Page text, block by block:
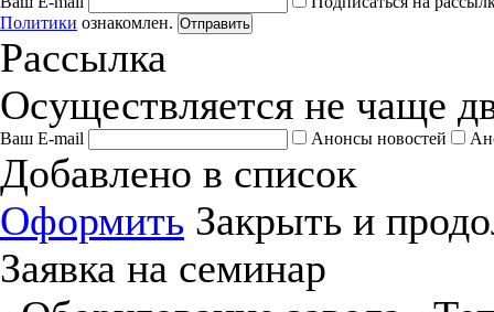
Политики ознакомлен. Отправить
Рассылка
Осуществляется не чаще
Ваш E-mail Анонсы новостей
Добавлено в список
Оформить Закрыть и
Заявка на семинар